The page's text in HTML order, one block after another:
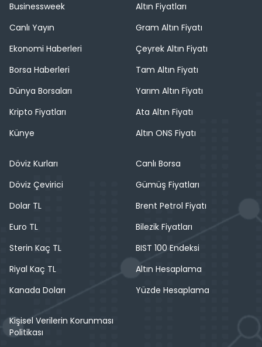
Businessweek
Canlı Yayın
Ekonomi Haberleri
Borsa Haberleri
Dünya Borsaları
Kripto Fiyatları
Künye
Altın Fiyatları
Gram Altın Fiyatı
Çeyrek Altın Fiyatı
Tam Altın Fiyatı
Yarım Altın Fiyatı
Ata Altın Fiyatı
Altın ONS Fiyatı
Döviz Kurları
Döviz Çevirici
Dolar TL
Euro TL
Sterin Kaç TL
Riyal Kaç TL
Kanada Doları
Canlı Borsa
Gümüş Fiyatları
Brent Petrol Fiyatı
Bilezik Fiyatları
BIST 100 Endeksi
Altın Hesaplama
Yüzde Hesaplama
Kişisel Verilerin Korunması
Politikası